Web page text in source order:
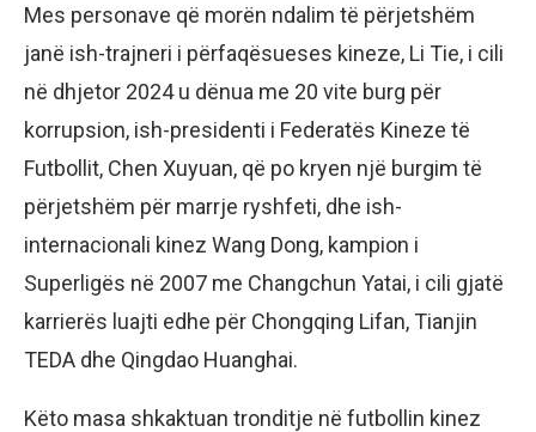
Mes personave që morën ndalim të përjetshëm
janë ish-trajneri i përfaqësueses kineze, Li Tie, i cili
në dhjetor 2024 u dënua me 20 vite burg për
korrupsion, ish-presidenti i Federatës Kineze të
Futbollit, Chen Xuyuan, që po kryen një burgim të
përjetshëm për marrje ryshfeti, dhe ish-
internacionali kinez Wang Dong, kampion i
Superligës në 2007 me Changchun Yatai, i cili gjatë
karrierës luajti edhe për Chongqing Lifan, Tianjin
TEDA dhe Qingdao Huanghai.
Këto masa shkaktuan tronditje në futbollin kinez